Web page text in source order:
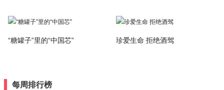
“糖罐子”里的“中国芯” 珍爱生命 拒绝酒驾
每周排行榜